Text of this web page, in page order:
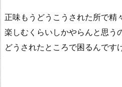
正味もうどうこうされた所で精
楽しむくらいしかやらんと思う
どうされたところで困るんです